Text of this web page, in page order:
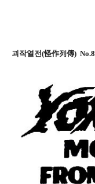
괴작열전(怪作列傳) No.8